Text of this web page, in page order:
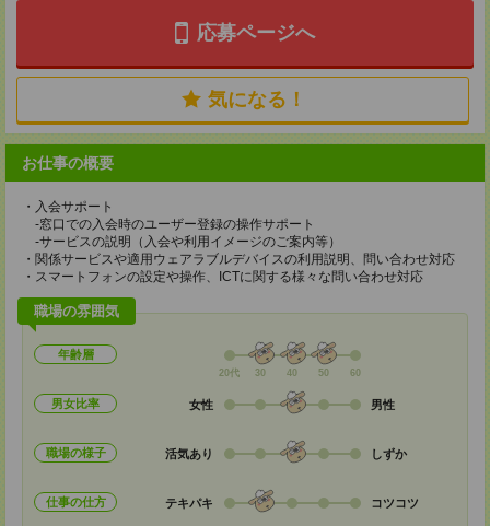
応募ページへ
気になる！
お仕事の概要
・入会サポート
‐窓口での入会時のユーザー登録の操作サポート
‐サービスの説明（入会や利用イメージのご案内等）
・関係サービスや適用ウェアラブルデバイスの利用説明、問い合わせ対応
・スマートフォンの設定や操作、ICTに関する様々な問い合わせ対応
職場の雰囲気
年齢層
20代 30 40 50 60
男女比率 女性 男性
職場の様子 活気あり しずか
仕事の仕方 テキパキ コツコツ